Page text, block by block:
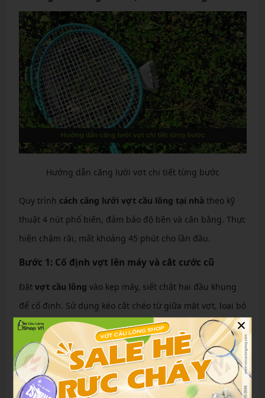
Hướng dẫn căng lưới vợt chi tiết từng bước
Quy trình cách căng lưới vợt cầu lông tại nhà theo kỹ
thuật 4 nút phổ biến, đảm bảo độ bền và cân bằng. Thực
hiện chậm rãi, mất khoảng 45 phút cho lần đầu.
Bước 1: Cố định vợt lên máy và cắt cước cũ
Đặt vợt cầu lông vào kẹp máy, siết chặt hai đầu khung
để cố định. Sử dụng kéo cắt chéo từ giữa mặt vợt, loại bỏ
toàn bộ dây cũ theo đường chéo để tránh làm lệch
grommet. Lau sạch bụi bẩn trên khung bằng khăn mềm.
Bước 2: Đo và luồn dây cho kỹ thuật 4 nút
Đo và cắt dây dài 10 mét. Bắt đầu từ lỗ trung tâm trên
×